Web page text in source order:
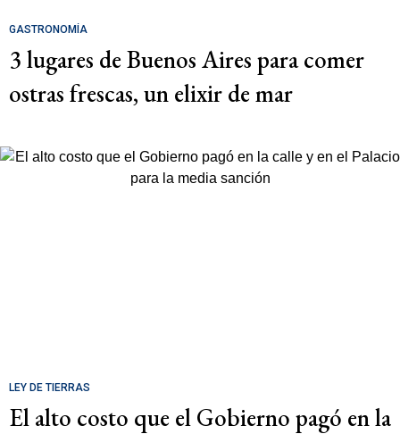
GASTRONOMÍA
3 lugares de Buenos Aires para comer
ostras frescas, un elixir de mar
LEY DE TIERRAS
El alto costo que el Gobierno pagó en la